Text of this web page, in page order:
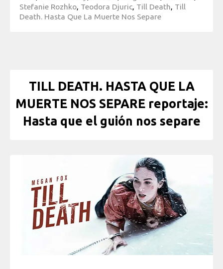
Stefanie Rozhko, Teodora Djuric, Till Death, Till
Death. Hasta Que La Muerte Nos Separe
TILL DEATH. HASTA QUE LA
MUERTE NOS SEPARE reportaje:
Hasta que el guión nos separe